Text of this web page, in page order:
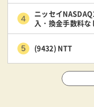
ニッセイ
入・換金手数料な
(9432) NTT